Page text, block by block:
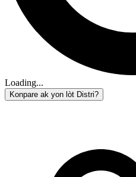
Loading...
Konpare ak yon lòt Distri?